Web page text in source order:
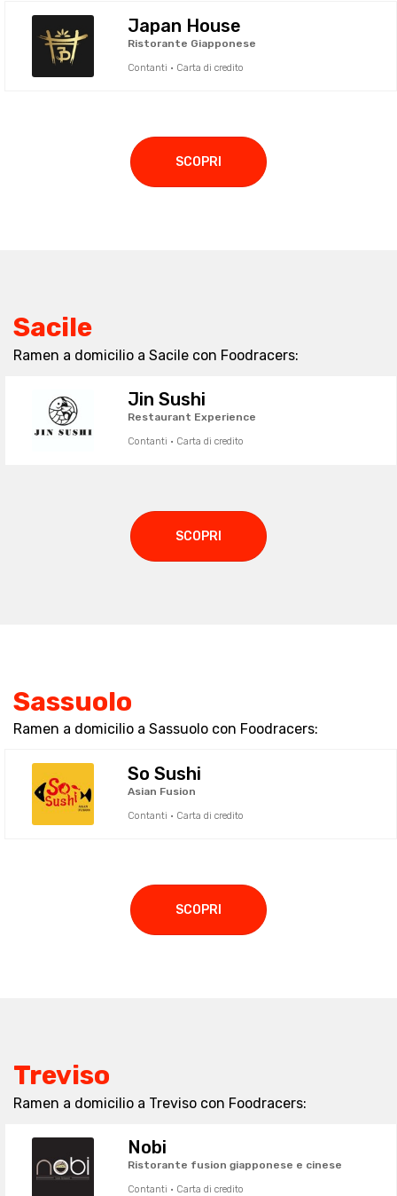
Japan House
Ristorante Giapponese
Contanti · Carta di credito
SCOPRI
Sacile
Ramen a domicilio a Sacile con Foodracers:
Jin Sushi
Restaurant Experience
Contanti · Carta di credito
SCOPRI
Sassuolo
Ramen a domicilio a Sassuolo con Foodracers:
So Sushi
Asian Fusion
Contanti · Carta di credito
SCOPRI
Treviso
Ramen a domicilio a Treviso con Foodracers:
Nobi
Ristorante fusion giapponese e cinese
Contanti · Carta di credito